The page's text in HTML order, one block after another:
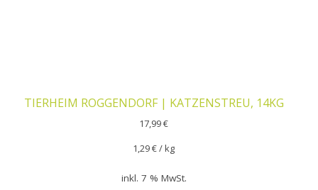
TIERHEIM ROGGENDORF | KATZENSTREU, 14KG
17,99€
1,29€/kg
inkl. 7 % MwSt.